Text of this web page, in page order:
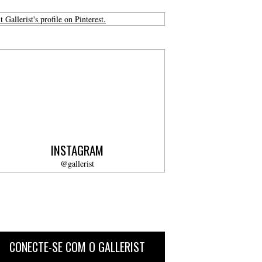
Gallerist's profile on Pinterest.
INSTAGRAM
@gallerist
CONECTE-SE COM O GALLERIST